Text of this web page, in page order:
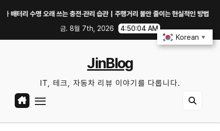
리 수명 오래 쓰는 충전·관리 습관｜주행거리 불안 줄이는 현실적인 방법
금. 8월 7th, 2026
4:50:04 AM
JinBlog
IT, 테크, 자동차 리뷰 이야기를 다룹니다.
Korean ▼